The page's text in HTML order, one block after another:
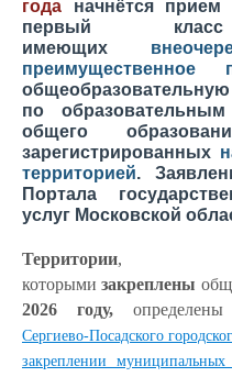
года начнётся прием
первый
имеющих
преимущественное
по
общего
зарегистрированных
территорией.
Портала
услуг Московской
Территории,
которымизакреплены
2026 году,
Сергиево-Посадского
закреплении муниципальных